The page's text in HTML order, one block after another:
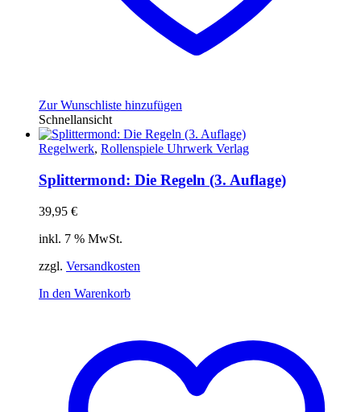
Zur Wunschliste hinzufügen
Schnellansicht
Regelwerk, Rollenspiele Uhrwerk Verlag
Splittermond: Die Regeln (3. Auflage)
39,95 €
inkl. 7 % MwSt.
zzgl. Versandkosten
In den Warenkorb